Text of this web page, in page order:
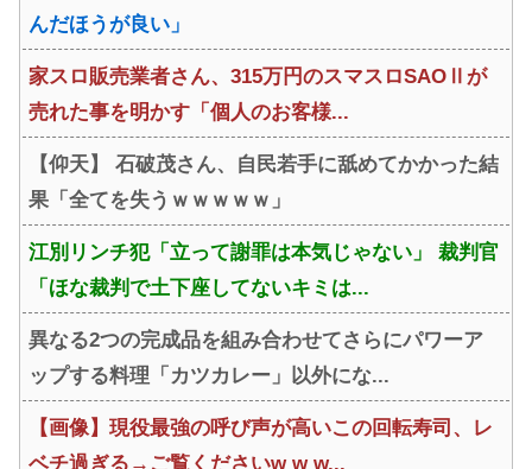
んだほうが良い」
家スロ販売業者さん、315万円のスマスロSAOⅡが
売れた事を明かす「個人のお客様...
【仰天】 石破茂さん、自民若手に舐めてかかった結
果「全てを失うｗｗｗｗｗ」
江別リンチ犯「立って謝罪は本気じゃない」 裁判官
「ほな裁判で土下座してないキミは...
異なる2つの完成品を組み合わせてさらにパワーア
ップする料理「カツカレー」以外にな...
【画像】現役最強の呼び声が高いこの回転寿司、レ
ベチ過ぎる→ご覧くださいw w w...